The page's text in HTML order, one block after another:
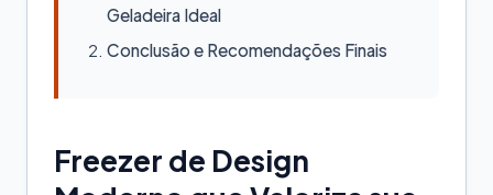
Geladeira Ideal
Conclusão e Recomendações Finais
Freezer de Design